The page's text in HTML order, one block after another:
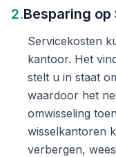
2.Besparing
Servicekosten
kantoor. Het
stelt u in staat
waardoor het
omwisseling
wisselkantoren
verbergen,